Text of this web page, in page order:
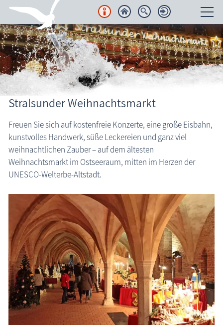
Unterkünfte
Regionales
Urlaubsorte
Freizeit
Wissenswertes
Blog
Hansestadt Stralsund - Stralsunder Weihnachtsmarkt
Stralsunder Weihnachtsmarkt
Freuen Sie sich auf kostenfreie Konzerte, eine große Eisbahn,
kunstvolles Handwerk, süße Leckereien und ganz viel
weihnachtlichen Zauber – auf dem ältesten
Weihnachtsmarkt im Ostseeraum, mitten im Herzen der
UNESCO-Welterbe-Altstadt.